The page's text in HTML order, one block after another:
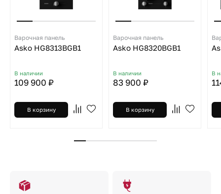
Варочная панель
Asko HG8313BGB1
В наличии
109 900 ₽
В корзину
Варочная панель
Asko HG8320BGB1
В наличии
83 900 ₽
В корзину
В